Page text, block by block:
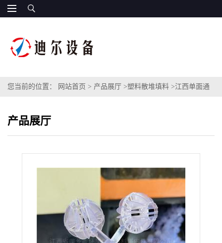
您当前的位置： 网站首页 > 产品展厅 >塑料散堆填料 >江西单面通
产品展厅